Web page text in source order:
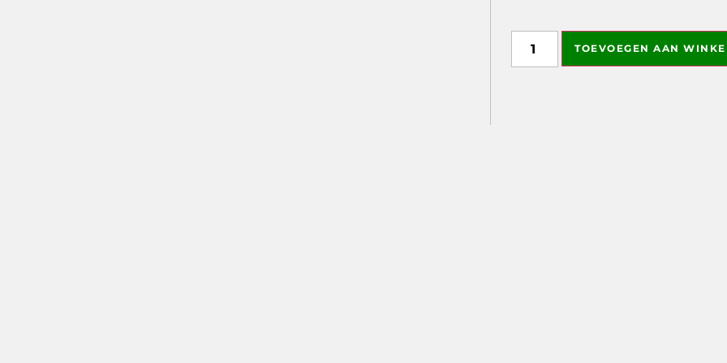
This field is used to attach the
TOEVOEGEN AAN